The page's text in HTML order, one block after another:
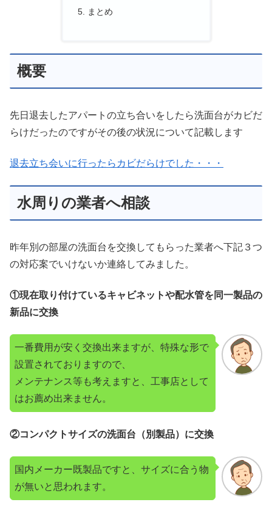
まとめ
概要
先日退去したアパートの立ち合いをしたら洗面台がカビだ
らけだったのですがその後の状況について記載します
退去立ち会いに行ったらカビだらけでした・・・
水周りの業者へ相談
昨年別の部屋の洗面台を交換してもらった業者へ下記３つ
の対応案でいけないか連絡してみました。
①現在取り付けているキャビネットや配水管を同一製品の
新品に交換
一番費用が安く交換出来ますが、特殊な形で
設置されておりますので、
メンテナンス等も考えますと、工事店として
はお薦め出来ません。
②コンパクトサイズの洗面台（別製品）に交換
国内メーカー既製品ですと、サイズに合う物
が無いと思われます。